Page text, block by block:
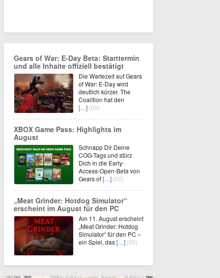
Gears of War: E-Day Beta: Starttermin
und alle Inhalte offiziell bestätigt
Die Wartezeit auf Gears
of War: E-Day wird
deutlich kürzer. The
Coalition hat den
[…] (00)
XBOX Game Pass: Highlights im
August
Schnapp Dir Deine
COG-Tags und stürz
Dich in die Early-
Access-Open-Beta von
Gears of[…] (00)
„Meat Grinder: Hotdog Simulator“
erscheint im August für den PC
Am 11. August erscheint
„Meat Grinder: Hotdog
Simulator“ für den PC –
ein Spiel, das[…] (00)